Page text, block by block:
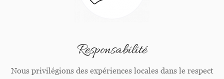
Responsabilité
Nous privilégions des expériences locales dans le respect